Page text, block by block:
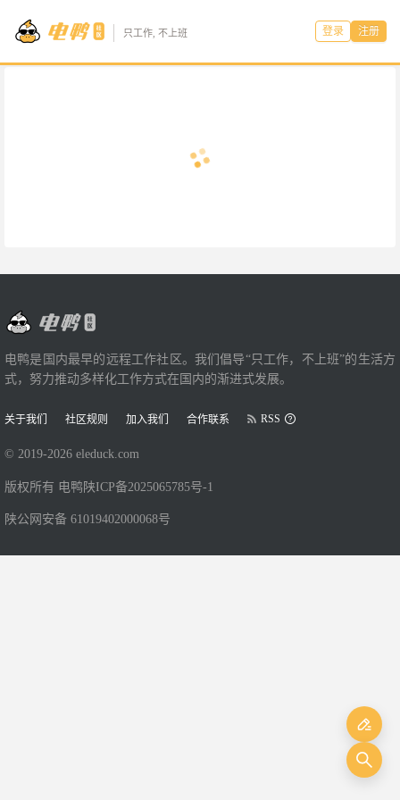
只工作, 不上班 登录 注册
电鸭是国内最早的远程工作社区。我们倡导“只工作，不上班”的生活方
式，努力推动多样化工作方式在国内的渐进式发展。
关于我们 社区规则 加入我们 合作联系 RSS
© 2019-2026 eleduck.com
版权所有 电鸭 陕ICP备2025065785号-1
陕公网安备 61019402000068号